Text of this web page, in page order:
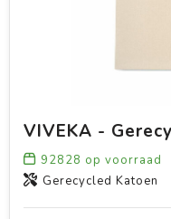
92828 op voorraad
Gerecycled Katoen